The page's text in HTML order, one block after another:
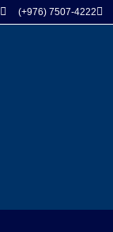
(+976) 7507-4222